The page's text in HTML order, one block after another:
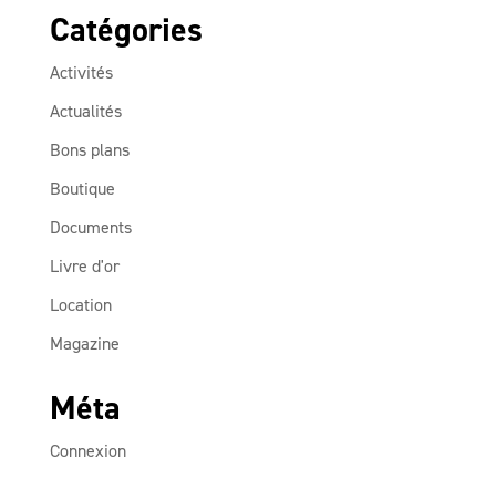
Catégories
Activités
Actualités
Bons plans
Boutique
Documents
Livre d'or
Location
Magazine
Méta
Connexion